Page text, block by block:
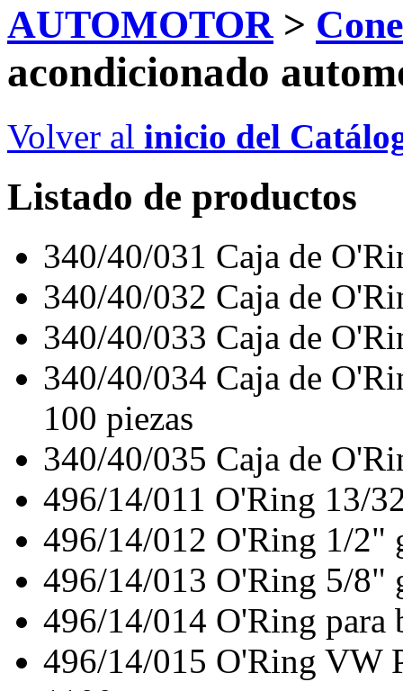
AUTOMOTOR>
acondicionado
Volver al inicio del
Listado de productos
340/40/031 Caja de
340/40/032 Caja de
340/40/033 Caja de
340/40/034 Caja de
100 piezas
340/40/035 Caja de
496/14/011 O'Ring 13/
496/14/012 O'Ring 1/2"
496/14/013 O'Ring 5/8"
496/14/014 O'Ring para
496/14/015 O'Ring VW